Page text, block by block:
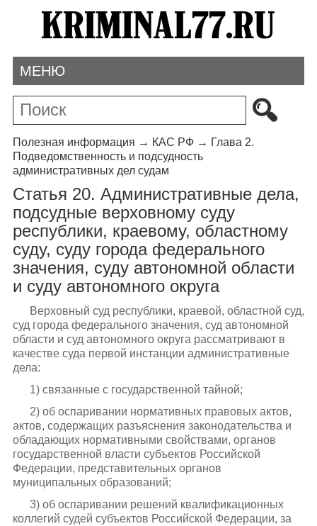
МЕНЮ
Полезная информация → КАС РФ→ Глава 2.
Подведомственность и подсудность
административных дел судам
Статья 20. Административные дела,
подсудные верховному суду
республики, краевому, областному
суду, суду города федерального
значения, суду автономной области
и суду автономного округа
Верховный суд республики, краевой, областной суд,
суд города федерального значения, суд автономной
области и суд автономного округа рассматривают в
качестве суда первой инстанции административные
дела:
1) связанные с государственной тайной;
2) об оспаривании нормативных правовых актов,
актов, содержащих разъяснения законодательства и
обладающих нормативными свойствами, органов
государственной власти субъектов Российской
Федерации, представительных органов
муниципальных образований;
3) об оспаривании решений квалификационных
коллегий судей субъектов Российской Федерации, за